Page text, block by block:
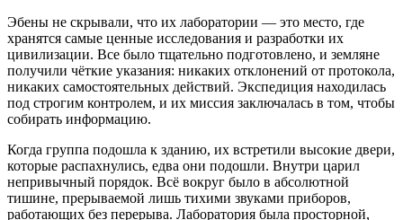
Эбены не скрывали, что их лаборатории — это место, где
хранятся самые ценные исследования и разработки их
цивилизации. Все было тщательно подготовлено, и земляне
получили чёткие указания: никаких отклонений от протокола,
никаких самостоятельных действий. Экспедиция находилась
под строгим контролем, и их миссия заключалась в том, чтобы
собирать информацию.
Когда группа подошла к зданию, их встретили высокие двери,
которые распахнулись, едва они подошли. Внутри царил
непривычный порядок. Всё вокруг было в абсолютной
тишине, прерываемой лишь тихими звуками приборов,
работающих без перерыва. Лаборатория была просторной,